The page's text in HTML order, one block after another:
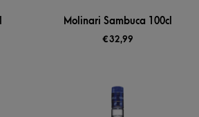
Molinari Sambuca 100cl
€32,99